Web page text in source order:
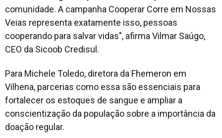
comunidade. A campanha Cooperar Corre em Nossas
Veias representa exatamente isso, pessoas
cooperando para salvar vidas", afirma Vilmar Saúgo,
CEO da Sicoob Credisul.
Para Michele Toledo, diretora da Fhemeron em
Vilhena, parcerias como essa são essenciais para
fortalecer os estoques de sangue e ampliar a
conscientização da população sobre a importância da
doação regular.